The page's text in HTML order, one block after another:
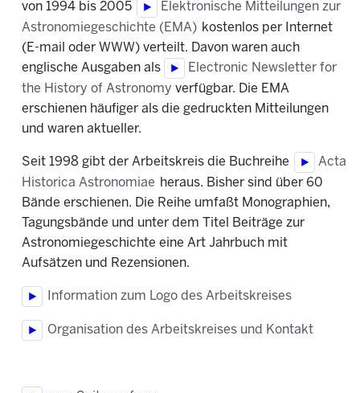
von 1994 bis 2005
Elektronische Mitteilungen zur
Astronomiegeschichte (EMA) kostenlos per Internet
(E-mail oder WWW) verteilt. Davon waren auch
englische Ausgaben als
Electronic Newsletter for
the History of Astronomy verfügbar. Die EMA
erschienen häufiger als die gedruckten Mitteilungen
und waren aktueller.
Seit 1998 gibt der Arbeitskreis die Buchreihe
Acta
Historica Astronomiae heraus. Bisher sind über 60
Bände erschienen. Die Reihe umfaßt Monographien,
Tagungsbände und unter dem Titel Beiträge zur
Astronomiegeschichte eine Art Jahrbuch mit
Aufsätzen und Rezensionen.
Information zum Logo des Arbeitskreises
Organisation des Arbeitskreises und Kontakt